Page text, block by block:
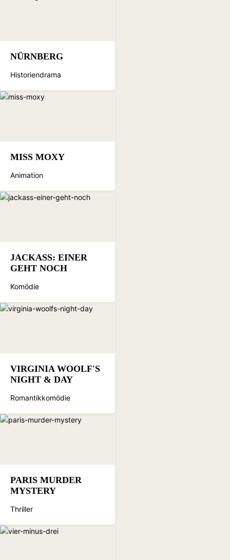
NÜRNBERG
Historiendrama
MISS MOXY
Animation
JACKASS: EINER
GEHT NOCH
Komödie
VIRGINIA WOOLF'S
NIGHT & DAY
Romantikkomödie
PARIS MURDER
MYSTERY
Thriller